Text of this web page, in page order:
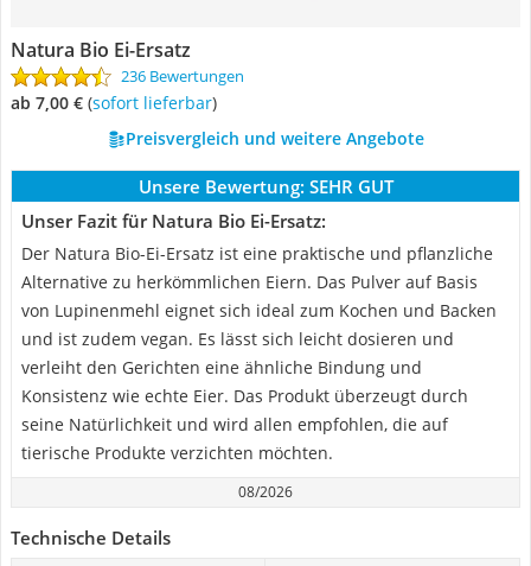
Natura Bio Ei-Ersatz
236 Bewertungen
ab 7,00 € ( Sofort lieferbar)
Preisvergleich und weitere Angebote
Unsere Bewertung: SEHR GUT
Unser Fazit für Natura Bio Ei-Ersatz:
Der Natura Bio-Ei-Ersatz ist eine praktische und pflanzliche
Alternative zu herkömmlichen Eiern. Das Pulver auf Basis
von Lupinenmehl eignet sich ideal zum Kochen und Backen
und ist zudem vegan. Es lässt sich leicht dosieren und
verleiht den Gerichten eine ähnliche Bindung und
Konsistenz wie echte Eier. Das Produkt überzeugt durch
seine Natürlichkeit und wird allen empfohlen, die auf
tierische Produkte verzichten möchten.
08/2026
Technische Details